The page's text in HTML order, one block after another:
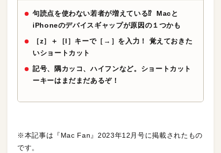
句読点を使わない若者が増えている⁉︎ Macと
iPhoneのデバイスギャップが原因の１つかも
［z］＋［l］キーで［→］を入力！ 覚えておきた
いショートカット
記号、隅カッコ、ハイフンなど。ショートカット
ーキーはまだまだあるぞ！
※本記事は『Mac Fan』2023年12月号に掲載されたもの
です。